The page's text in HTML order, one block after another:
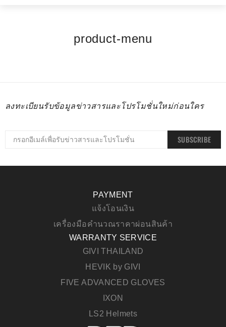
product-menu
ลงทะเบียนรับข้อมูลข่าวสารและโปรโมชั่นใหม่ก่อนใคร
SUBSCRIBE
PAYMENT
แจ้งโอนเงิน
เครื่องมือคำนวณราคาผ่อนสินค้า
WARRANTY SERVICE
GIVI THAILAND
HEVIK by GIVI
FIVE ADVANCED GLOVES
IXON
LS2 Helmets